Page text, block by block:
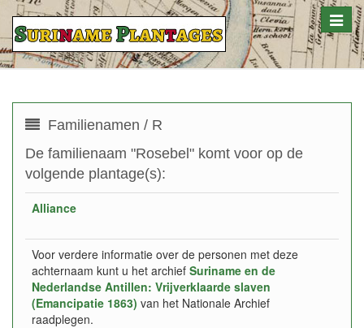
Toggle
Familienamen / R
De familienaam "Rosebel" komt voor op de
volgende plantage(s):
Alliance
Voor verdere informatie over de personen met deze
achternaam kunt u het archief Suriname en de
Nederlandse Antillen: Vrijverklaarde slaven
(Emancipatie 1863) van het Nationale Archief
raadplegen.